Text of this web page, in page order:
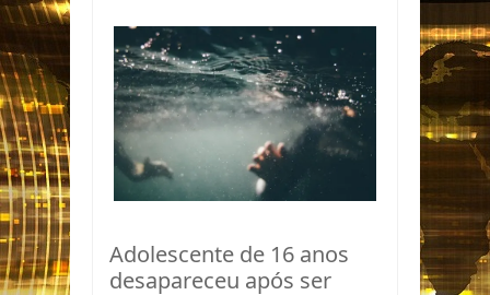
Adolescente de 16 anos
desapareceu após ser